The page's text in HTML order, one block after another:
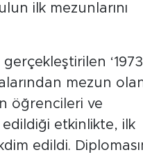
ilk mezunlarını
mezun
öğrencileri ve
etkinlikte, ilk
edildi.